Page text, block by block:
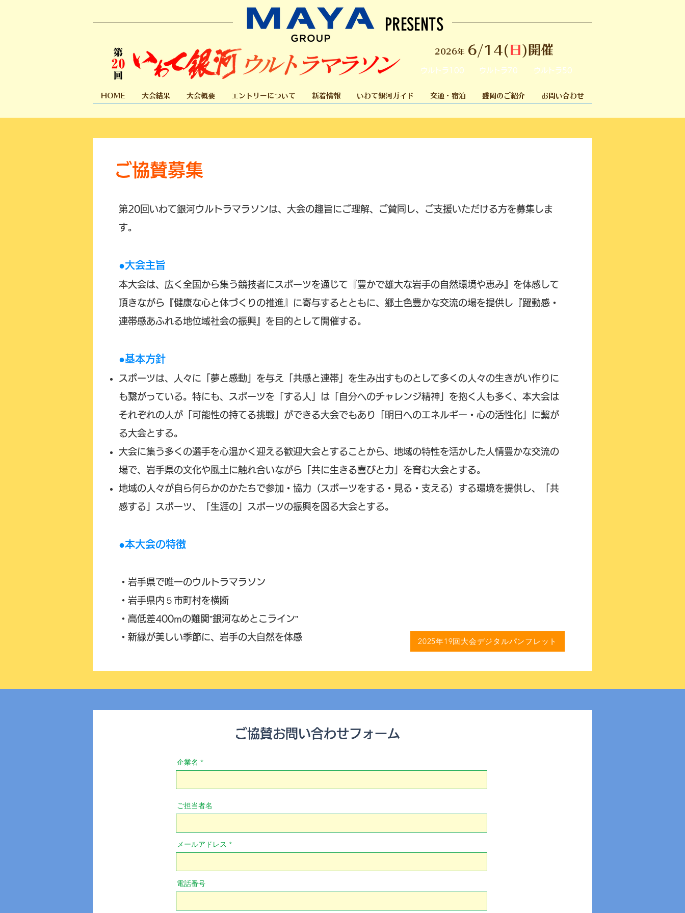
2026年 6/14( 日 )開催
ウルトラ100 ウルトラ70 ウルトラ50
PRESENTS
HOME 大会結果 大会概要 エントリーについて 新着情報 いわて銀河ガイド 交通・宿泊 盛岡のご紹介 お問い合わせ
ご協賛募集
​第20回いわて銀河ウルトラマラソンは、大会の趣旨にご理解、ご賛同し、ご支援いただける方を募集しま
す。
●大会主旨
本大会は、広く全国から集う競技者にスポーツを通じて『豊かで雄大な岩手の自然環境や恵み』を体感して
頂きながら『健康な心と体づくりの推進』に寄与するとともに、郷土色豊かな交流の場を提供し『躍動感・
連帯感あふれる地位域社会の振興』を目的として開催する。
●基本方針
スポーツは、人々に「夢と感動」を与え「共感と連帯」を生み出すものとして多くの人々の生きがい作りに
も繋がっている。特にも、スポーツを「する人」は「自分へのチャレンジ精神」を抱く人も多く、本大会は
それぞれの人が「可能性の持てる挑戦」ができる大会でもあり「明日へのエネルギー・心の活性化」に繋が
る大会とする。
大会に集う多くの選手を心温かく迎える歓迎大会とすることから、地域の特性を活かした人情豊かな交流の
場で、岩手県の文化や風土に触れ合いながら「共に生きる喜びと力」を育む大会とする。
地域の人々が自ら何らかのかたちで参加・協力（スポーツをする・見る・支える）する環境を提供し、「共
感する」スポーツ、「生涯の」スポーツの振興を図る大会とする。
●本大会の特徴
・岩手県で唯一のウルトラマラソン
・岩手県内５市町村を横断
・高低差400mの難関”銀河なめとこライン”
​・新緑が美しい季節に、岩手の大自然を体感
2025年19回大会デジタルパンフレット
ご協賛お問い合わせフォーム
企業名
ご担当者名
メールアドレス
電話番号